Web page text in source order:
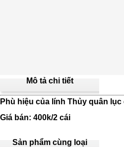
Mô tả chi tiết
Phù hiệu của lính Thủy quân lục
Giá bán: 400k/2 cái
Sản phẩm cùng loại